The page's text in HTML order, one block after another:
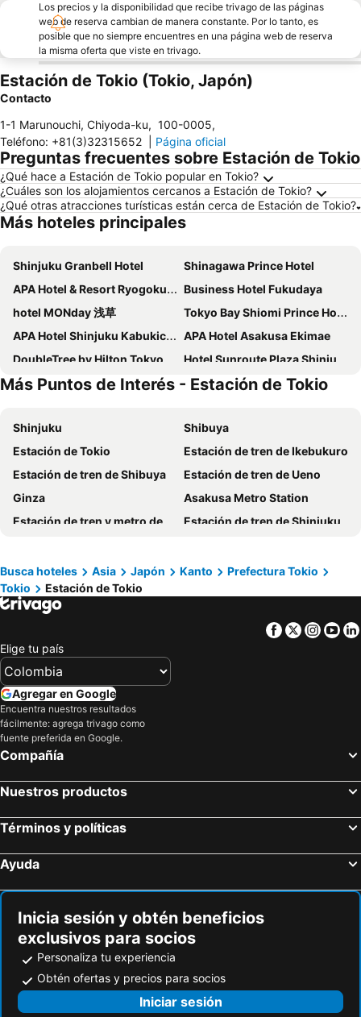
Los precios y la disponibilidad que recibe trivago de las páginas
web de reserva cambian de manera constante. Por lo tanto, es
posible que no siempre encuentres en una página web de reserva
la misma oferta que viste en trivago.
Estación de Tokio (Tokio, Japón)
Contacto
1-1 Marunouchi, Chiyoda-ku, 100-0005,
Teléfono: +81(3)32315652 Página oficial
Preguntas frecuentes sobre Estación de Tokio
¿Qué hace a Estación de Tokio popular en Tokio?
¿Cuáles son los alojamientos cercanos a Estación de Tokio?
¿Qué otras atracciones turísticas están cerca de Estación de Tokio?
Más hoteles principales
Shinjuku Granbell Hotel
Shinagawa Prince Hotel
APA Hotel & Resort Ryogoku Ekimae Tower
Business Hotel Fukudaya
hotel MONday 浅草
Tokyo Bay Shiomi Prince Hotel
APA Hotel Shinjuku Kabukicho Tower
APA Hotel Asakusa Ekimae
DoubleTree by Hilton Tokyo Ariake
Hotel Sunroute Plaza Shinjuku
Keio Plaza Hotel Tokyo
the b akasaka
APA hotel Asakusa Kaminarimon
Imperial Hotel Tokyo
Shinjuku Washington Hotel
Hotel Sunlite Shinjuku
Richmond Hotel Premier Tokyo Schole
LOISIR HOTEL SHINAGAWA SEASIDE
APA Hotel Nihombashi Bakuroyokoyama Ekimae
SHIBUYA STREAM HOTEL
Tokyo Dome Hotel
APA Hotel Yamanote Otsuka Ekimae Tower
Intercontinental Hotels Tokyo Bay By Ihg
Hilton Tokyo Odaiba
New Otani Inn Tokyo
Sakura Hotel Nippori
the square hotel GINZA
Grand Nikko Tokyo Daiba
Premier Hotel Cabin Shinjuku
Mustard Hotel Asakusa 1
The Tokyo Station Hotel
Toshi Center Hotel
APA HOTEL Roppongi Six
Hotel New Otani Tokyo Garden Tower
LYURO Tokyo Kiyosumi by THE SHARE HOTELS
Hotel Metropolitan Tokyo Marunouchi
Keio Presso Inn Tokyo Station Yaesu
Aman Tokyo
Yaesu Terminal Hotel
Hotel Monte Hermana Tokyo
Hotel Ryumeikan Tokyo
Mitsui Garden Hotel Kyobashi
Palace Hotel Tokyo
remm Tokyo Kyobashi
lyf Ginza Tokyo
Sotetsu Fresa Inn Tokyo Kyobashi
Hotel Intergate Tokyo Kyobashi
Más Puntos de Interés - Estación de Tokio
Shinjuku
Shibuya
Estación de Tokio
Estación de tren de Ikebukuro
Estación de tren de Shibuya
Estación de tren de Ueno
Ginza
Asakusa Metro Station
Estación de tren y metro de Asakusa
Estación de tren de Shinjuku
Akihabara Metro Station
Shinjuku Metro Station
Ginza Metro Station
Tokyo Disney Resort
Sensoji Temple
Haneda Airport International Terminal Station
Tokyo International Airport
Mount Fuji
Nagano Station
Estación de tren de Kinshicho Adachi
Tokyo Disneyland
Tokyo Dome City Hall
Otemachi
Akasaka
Sumida
Kabukicho
Yoyogi park
Shin-Okubo station
Gobierno Metropolitano de Tokio
Nakano
Haneda Airport Terminal 2
Yokohama Station
Ōtemachi Metro Station
Nijubashi-Mae Metro Station
Busca hoteles Asia Japón Kanto
Prefectura Tokio
Tokio
Estación de Tokio
Facebook
Twitter
Elige tu país
Agregar en Google
Encuentra nuestros resultados
fácilmente: agrega trivago como
fuente preferida en Google.
Compañía
Nuestros productos
Términos y políticas
Ayuda
Inicia sesión y obtén beneficios
exclusivos para socios
Personaliza tu experiencia
Obtén ofertas y precios para socios
Iniciar sesión